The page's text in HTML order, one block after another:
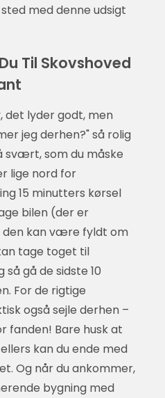
med denne udsigt
Til Skovshoved
det lyder godt, men
jeg derhen?" så rolig
svært, som du måske
lige nord for
15 minutters kørsel
bilen (der er
den kan være fyldt om
tage toget til
så gå de sidste 10
For de rigtige
også sejle derhen –
fanden! Bare husk at
kan du ende med
Og når du ankommer,
bygning med